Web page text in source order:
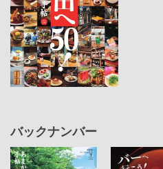
バックナンバー